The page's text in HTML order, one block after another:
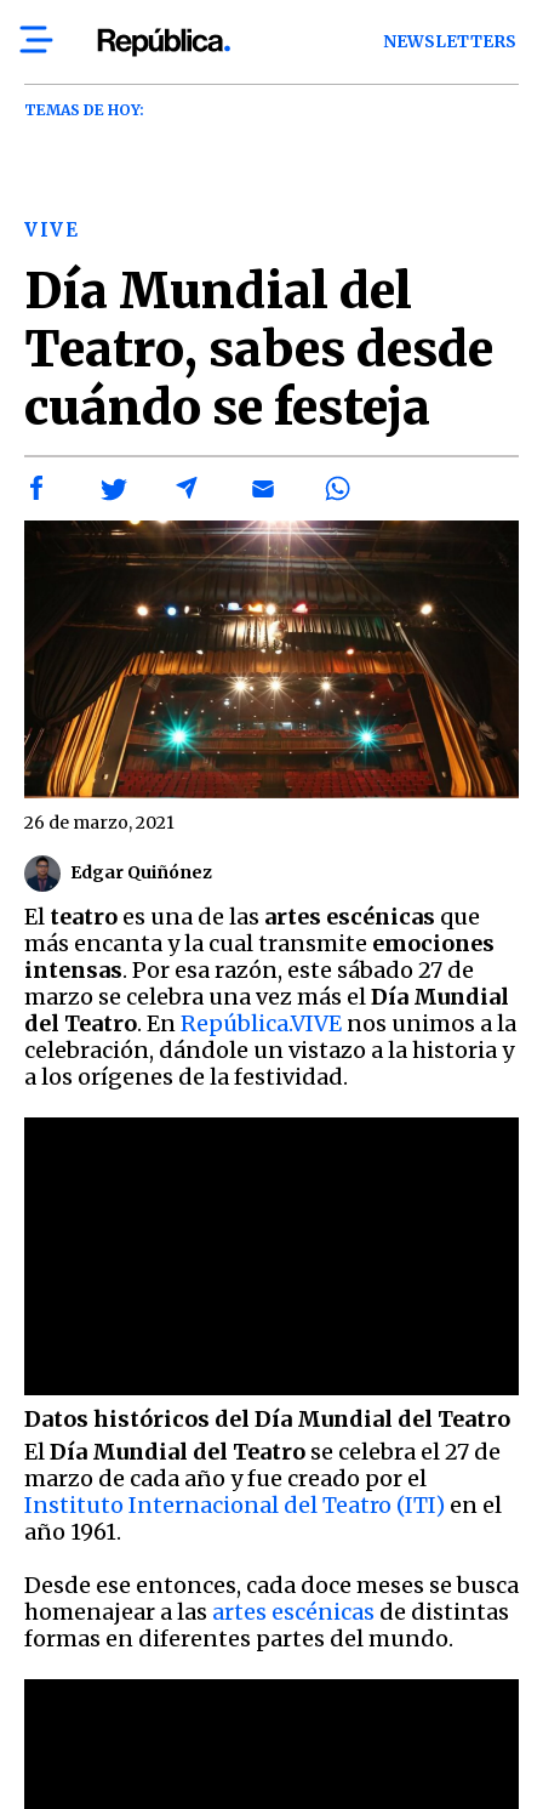
NEWSLETTERS
TEMAS DE HOY:
VIVE
Día Mundial del
Teatro, sabes desde
cuándo se festeja
Edgar Quiñónez
26 de marzo, 2021
El teatro es una de las artes escénicas que
más encanta y la cual transmite emociones
intensas. Por esa razón, este sábado 27 de
marzo se celebra una vez más elDía Mundial
del Teatro. EnRepública.VIVE nos unimos a la
celebración, dándole un vistazo a la historia y
a los orígenes de la festividad.
Datos históricos del Día Mundial del Teatro
ElDía Mundial del Teatro se celebra el 27 de
marzo de cada año y fue creado por el
Instituto Internacional del Teatro (ITI) en el
año 1961.
Desde ese entonces, cada doce meses se busca
homenajear a las artes escénicas de distintas
formas en diferentes partes del mundo.